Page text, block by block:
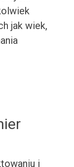
jak wiek,
i